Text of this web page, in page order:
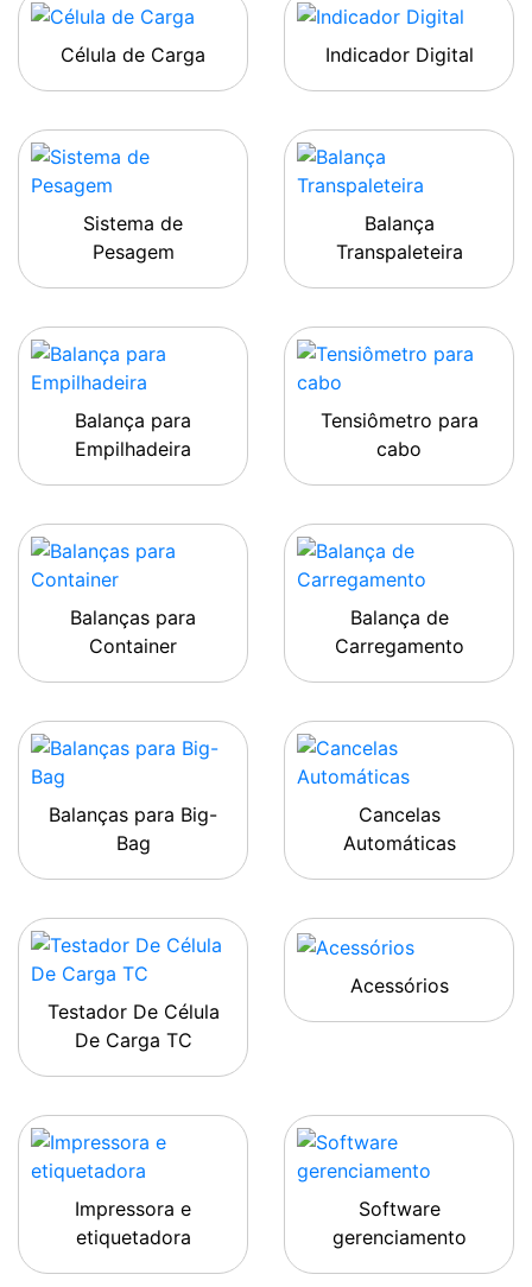
Célula de Carga Indicador Digital
Sistema de
Pesagem
Balança
Transpaleteira
Balança para
Empilhadeira
Tensiômetro para
cabo
Balanças para
Container
Balança de
Carregamento
Balanças para Big-
Bag
Cancelas
Automáticas
Testador De Célula
De Carga TC
Acessórios
Impressora e
etiquetadora
Software
gerenciamento